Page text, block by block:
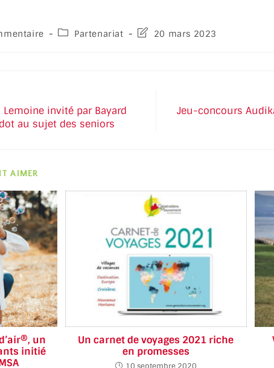
Partenariat 20 mars 2023
invité par Bayard
au sujet des seniors
Jeu-concours
AIMER
un
initié
Un carnet de voyages 2021 riche
en promesses